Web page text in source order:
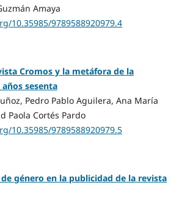
Amaya
10.35985/9789588920979.4
Cromos y la metáfora de la
sesenta
Pedro Pablo Aguilera, Ana María
Paola Cortés Pardo
10.35985/9789588920979.5
género en la publicidad de la revista